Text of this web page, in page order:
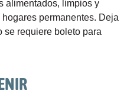
alimentados, limpios y
permanentes. Deja
se requiere boleto para